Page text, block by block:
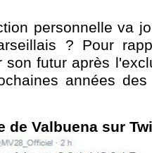
personnelle va
? Pour
son futur après
années
de Valbuena sur